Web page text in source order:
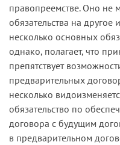
правопреемстве. Оно не
обязательства на
несколько основных
однако, полагает, что
препятствует
предварительных
несколько
обязательство по
договора с будущим
в предварительном